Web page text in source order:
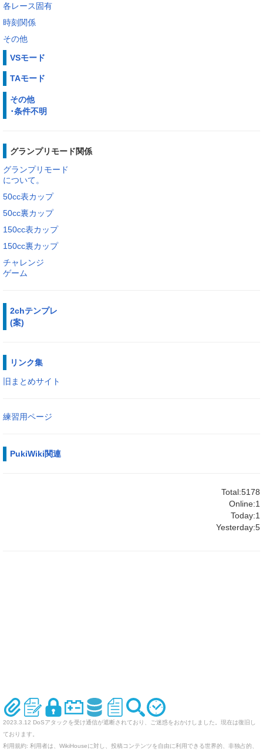
各レース固有
時刻関係
その他
VSモード
TAモード
その他
･条件不明
グランプリモード関係
グランプリモード
について。
50cc表カップ
50cc裏カップ
150cc表カップ
150cc裏カップ
チャレンジ
ゲーム
2chテンプレ
(案)
リンク集
旧まとめサイト
練習用ページ
PukiWiki関連
Total:5178
Online:1
Today:1
Yesterday:5
2023.3.12 DoSアタックを受け通信が遮断されており、ご迷惑をおかけしました。現在は復旧し
ております。
利用規約: 利用者は、WikiHouseに対し、投稿コンテンツを自由に利用できる世界的、非独占的、